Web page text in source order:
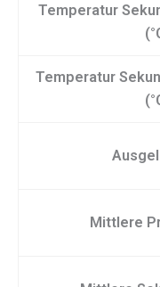
Temperatur
Temperatur
Mittlere